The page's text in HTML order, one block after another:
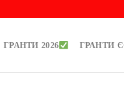
ГРАНТИ 2026 ГРАНТИ